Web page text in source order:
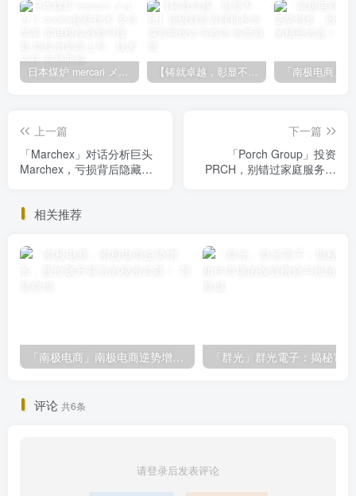
上一篇
「Marchex」对话分析巨头
Marchex，亏损背后隐藏的
下一篇
「Porch Group」投资
PRCH，别错过家庭服务行
相关推荐
「南极电商」南极电商逆势增长，股价飙升背后的秘密武器！
评论 共6条
请登录后发表评论